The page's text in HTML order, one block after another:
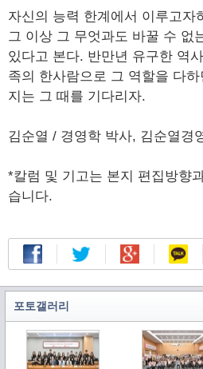
자신의 능력 한계에서 이루고자
그 이상 그 무엇과도 바꿀 수 없
있다고 본다. 반만년 유구한 역
족의 한사람으로 그 역할을 다
지는 그 때를 기다리자.
김순열 / 경영학 박사, 김순열경
*칼럼 및 기고는 본지 편집방향
습니다.
포토갤러리